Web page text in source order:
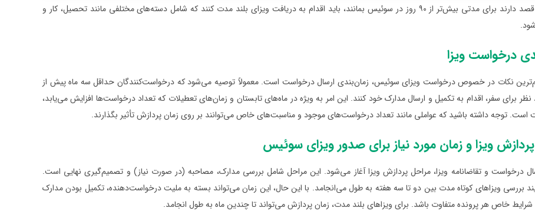
افرادی که قصد دارند برای مدتی بیش‌تر از ۹۰ روز در سوئیس بمانند، باید اقدام به دریافت ویزای بلند مدت کنند که شامل دسته‌های مختلفی مانند تحصیل، کار و
درخواست ویزا
نکات در خصوص درخواست ویزای سوئیس، زمان‌بندی ارسال درخواست است. معمولاً توصیه می‌شود که درخواست‌کنندگان حداقل سه ماه پیش از
نظر برای سفر، اقدام به تکمیل و ارسال مدارک خود کنند. این امر به ویژه در ماه‌های تابستان و زمان‌های تعطیلات که تعداد درخواست‌ها افزایش می‌یابد،
است. توجه داشته باشید که عواملی مانند تعداد درخواست‌های موجود و مناسبت‌های خاص می‌توانند بر روی زمان پردازش تأثیر بگذارند.
ویزا و زمان مورد نیاز برای صدور ویزای سوئیس
درخواست و تقاضانامه ویزا، مراحل پردازش ویزا آغاز می‌شود. این مراحل شامل بررسی مدارک، مصاحبه (در صورت نیاز) و تصمیم‌گیری نهایی است.
بررسی ویزاهای کوتاه مدت بین دو تا سه هفته به طول می‌انجامد. با این حال، این زمان می‌تواند بسته به ملیت درخواست‌دهنده، تکمیل بودن مدارک
خاص هر پرونده متفاوت باشد. برای ویزاهای بلند مدت، زمان پردازش می‌تواند تا چندین ماه به طول انجامد.